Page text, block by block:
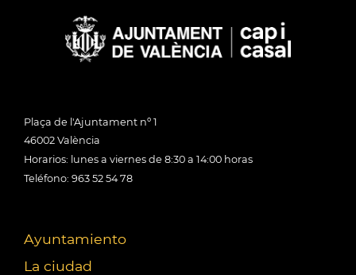
Plaça de l'Ajuntament nº 1
46002 València
Horarios: lunes a viernes de 8:30 a 14:00 horas
Teléfono: 963 52 54 78
Ayuntamiento
La ciudad